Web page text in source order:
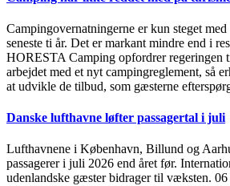
Campingovernatningerne er kun steget
seneste ti år. Det er markant mindre end i
HORESTA Camping opfordrer regeringen
arbejdet med et nyt campingreglement, så
at udvikle de tilbud, som gæsterne
Danske lufthavne løfter passagertal i juli
Lufthavnene i København, Billund og
passagerer i juli 2026 end året før.
udenlandske gæster bidrager til væksten.